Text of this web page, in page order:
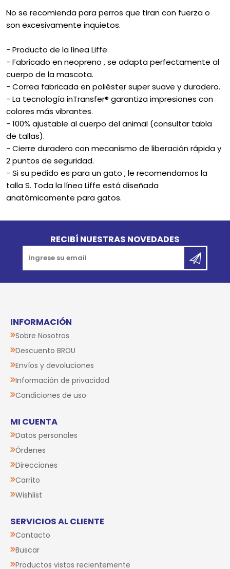
No se recomienda para perros que tiran con fuerza o
son excesivamente inquietos.
- Producto de la línea Liffe.
- Fabricado en neopreno , se adapta perfectamente al
cuerpo de la mascota.
- Correa fabricada en poliéster super suave y duradero.
- La tecnología inTransfer® garantiza impresiones con
colores más vibrantes.
- 100% ajustable al cuerpo del animal (consultar tabla
de tallas).
- Cierre duradero con mecanismo de liberación rápida y
2 puntos de seguridad.
- Si su pedido es para un gato , le recomendamos la
talla S. Toda la línea Liffe está diseñada
anatómicamente para gatos.
RECIBÍ NUESTRAS NOVEDADES
INFORMACIÓN
Sobre Nosotros
Descuento BROU
Envíos y devoluciones
Información de privacidad
Condiciones de uso
MI CUENTA
Datos personales
Órdenes
Direcciones
Carrito
Wishlist
SERVICIOS AL CLIENTE
Contacto
Buscar
Productos vistos recientemente